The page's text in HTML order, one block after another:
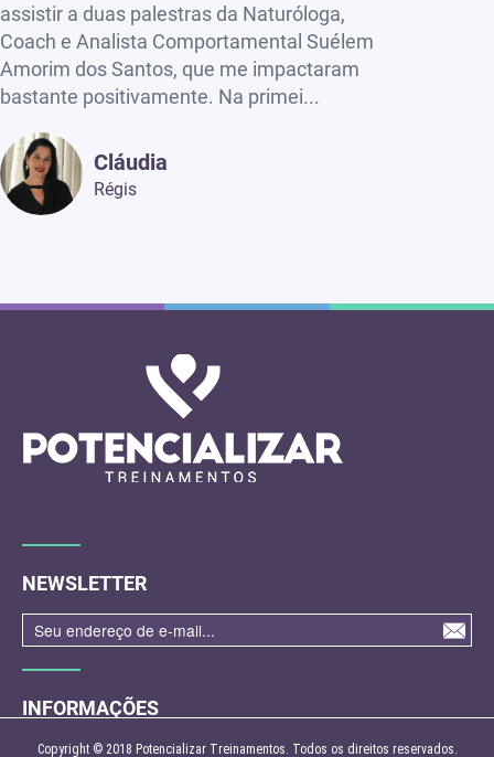
assistir a duas palestras da Naturóloga,
Coach e Analista Comportamental Suélem
Amorim dos Santos, que me impactaram
bastante positivamente. Na primei...
Cláudia
Régis
NEWSLETTER
INFORMAÇÕES
> HOME
Copyright © 2018 Potencializar Treinamentos. Todos os direitos reservados.